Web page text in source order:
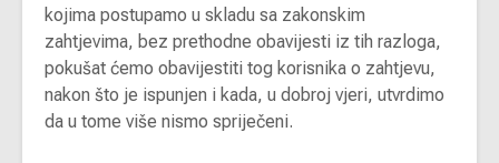
kojima postupamo u skladu sa zakonskim
zahtjevima, bez prethodne obavijesti iz tih razloga,
pokušat ćemo obavijestiti tog korisnika o zahtjevu,
nakon što je ispunjen i kada, u dobroj vjeri, utvrdimo
da u tome više nismo spriječeni.